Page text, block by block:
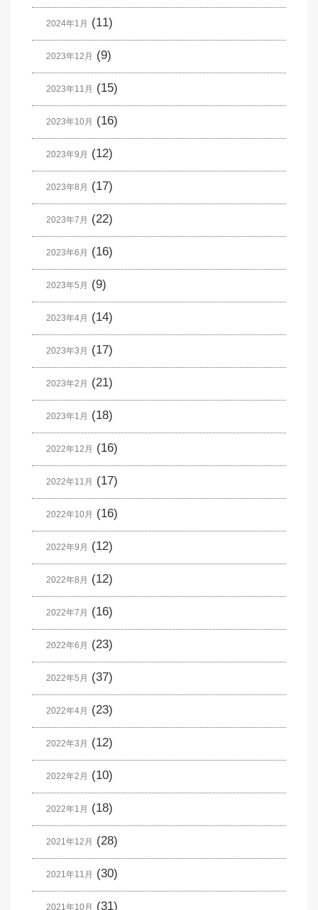
2024年1月 (11)
2023年12月 (9)
2023年11月 (15)
2023年10月 (16)
2023年9月 (12)
2023年8月 (17)
2023年7月 (22)
2023年6月 (16)
2023年5月 (9)
2023年4月 (14)
2023年3月 (17)
2023年2月 (21)
2023年1月 (18)
2022年12月 (16)
2022年11月 (17)
2022年10月 (16)
2022年9月 (12)
2022年8月 (12)
2022年7月 (16)
2022年6月 (23)
2022年5月 (37)
2022年4月 (23)
2022年3月 (12)
2022年2月 (10)
2022年1月 (18)
2021年12月 (28)
2021年11月 (30)
2021年10月 (31)